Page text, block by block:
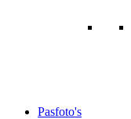
Pasfoto's